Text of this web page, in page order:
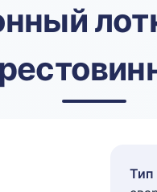
Тип